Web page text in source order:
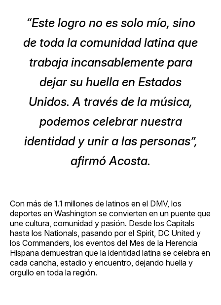
“Este logro no es solo mío, sino
de toda la comunidad latina que
trabaja incansablemente para
dejar su huella en Estados
Unidos. A través de la música,
podemos celebrar nuestra
identidad y unir a las personas”,
afirmó Acosta.
Con más de 1.1 millones de latinos en el DMV, los
deportes en Washington se convierten en un puente que
une cultura, comunidad y pasión. Desde los Capitals
hasta los Nationals, pasando por el Spirit, DC United y
los Commanders, los eventos del Mes de la Herencia
Hispana demuestran que la identidad latina se celebra en
cada cancha, estadio y encuentro, dejando huella y
orgullo en toda la región.